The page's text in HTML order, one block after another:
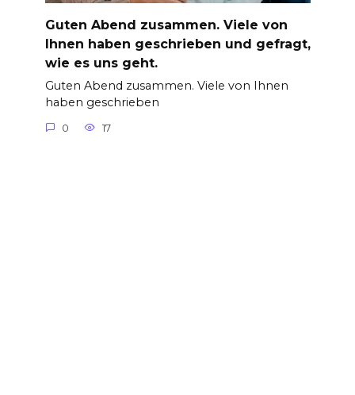
Guten Abend zusammen. Viele von
Ihnen haben geschrieben und gefragt,
wie es uns geht.
Guten Abend zusammen. Viele von Ihnen
haben geschrieben
0 17